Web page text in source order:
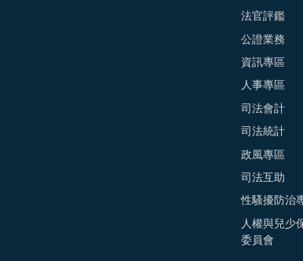
法官評鑑
公證業務
資訊專區
人事專區
司法會計
司法統計
政風專區
司法互助
性騷擾防治
人權與兒少
委員會